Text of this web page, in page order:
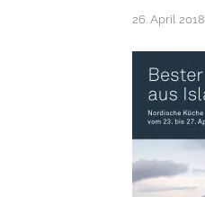
26. April 2018